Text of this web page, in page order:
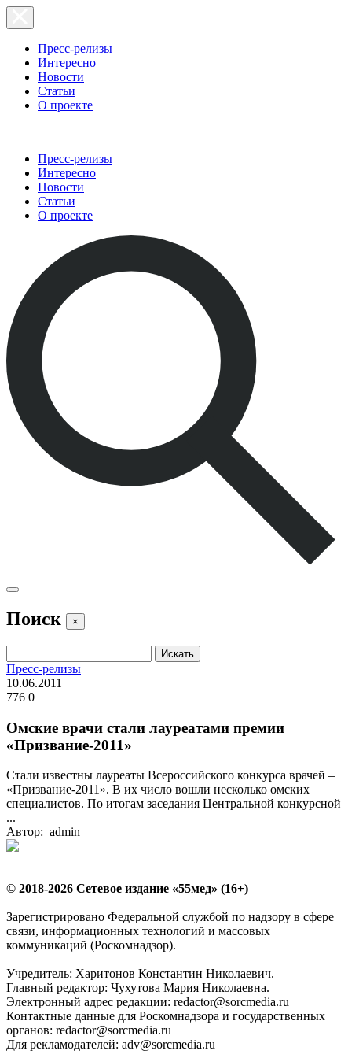
Пресс-релизы
Интересно
Новости
Статьи
О проекте
Пресс-релизы
Интересно
Новости
Статьи
О проекте
Поиск ×
Пресс-релизы
10.06.2011
776 0
Омские врачи стали лауреатами премии
«Призвание-2011»
Стали известны лауреаты Всероссийского конкурса врачей –
«Призвание-2011». В их число вошли несколько омских
специалистов. По итогам заседания Центральной конкурсной
...
Автор: admin
© 2018-2026 Сетевое издание «55мед» (16+)
Зарегистрировано Федеральной службой по надзору в сфере
связи, информационных технологий и массовых
коммуникаций (Роскомнадзор).
Учредитель: Харитонов Константин Николаевич.
Главный редактор: Чухутова Мария Николаевна.
Электронный адрес редакции: redactor@sorcmedia.ru
Контактные данные для Роскомнадзора и государственных
органов: redactor@sorcmedia.ru
Для рекламодателей: adv@sorcmedia.ru